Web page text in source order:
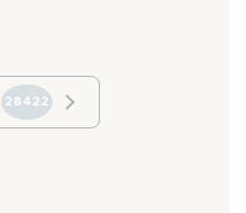
28422